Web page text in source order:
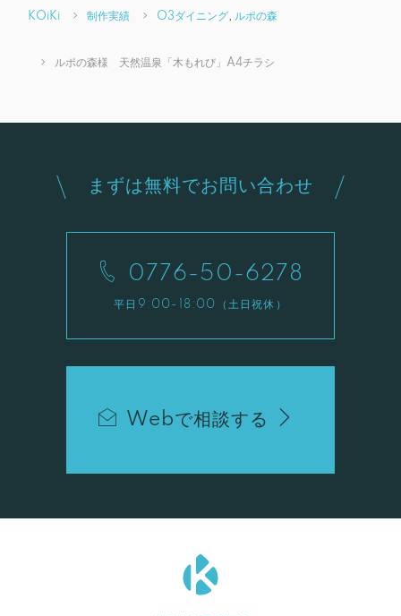
KOiKi 制作実績 O3ダイニング, ルポの森
ルポの森様 天然温泉「木もれび」A4チラシ
まずは無料でお問い合わせ
0776-50-6278
平日9:00-18:00（土日祝休）
Webで相談する